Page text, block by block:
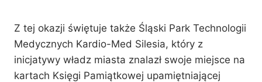
Z tej okazji świętuje także Śląski Park Technologii
Medycznych Kardio-Med Silesia, który z
inicjatywy władz miasta znalazł swoje miejsce na
kartach Księgi Pamiątkowej upamiętniającej